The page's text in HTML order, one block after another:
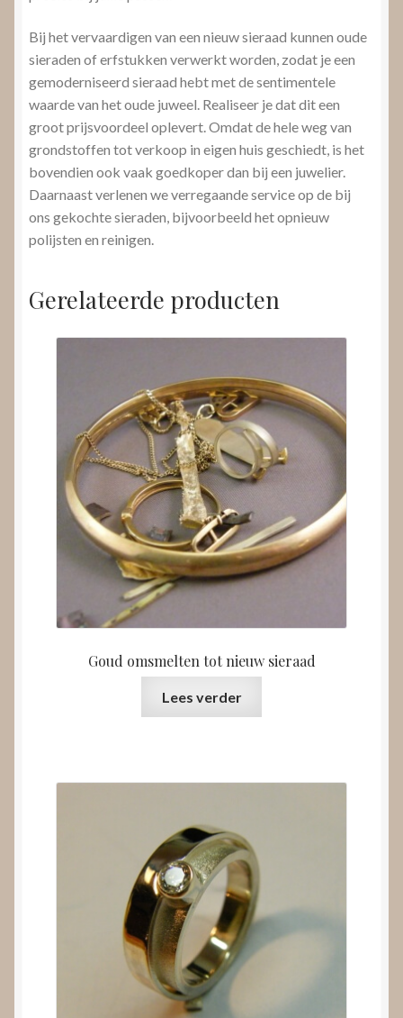
Bij het vervaardigen van een nieuw sieraad kunnen oude
sieraden of erfstukken verwerkt worden, zodat je een
gemoderniseerd sieraad hebt met de sentimentele
waarde van het oude juweel. Realiseer je dat dit een
groot prijsvoordeel oplevert. Omdat de hele weg van
grondstoffen tot verkoop in eigen huis geschiedt, is het
bovendien ook vaak goedkoper dan bij een juwelier.
Daarnaast verlenen we verregaande service op de bij
ons gekochte sieraden, bijvoorbeeld het opnieuw
polijsten en reinigen.
Gerelateerde producten
Goud omsmelten tot nieuw sieraad
Lees verder